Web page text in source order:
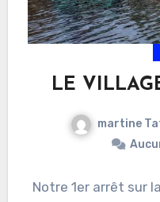
LE
martine
Notre 1er arrêt sur